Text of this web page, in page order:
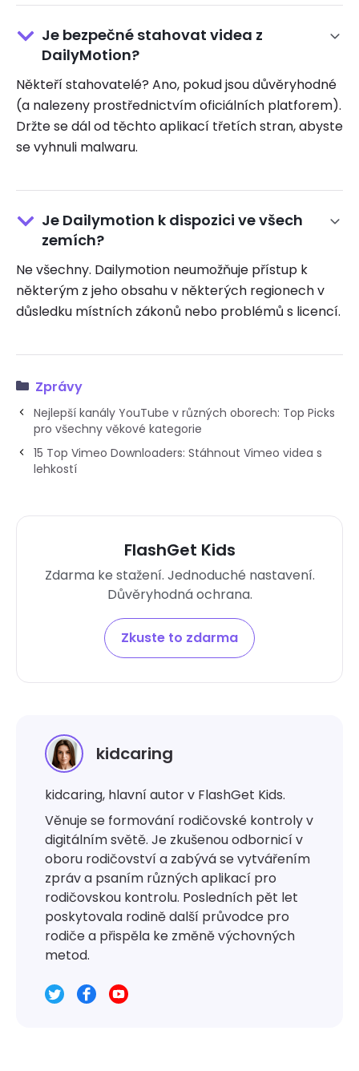
Je bezpečné stahovat videa z
DailyMotion?
Někteří stahovatelé? Ano, pokud jsou důvěryhodné
(a nalezeny prostřednictvím oficiálních platforem).
Držte se dál od těchto aplikací třetích stran, abyste
se vyhnuli malwaru.
Je Dailymotion k dispozici ve všech
zemích?
Ne všechny. Dailymotion neumožňuje přístup k
některým z jeho obsahu v některých regionech v
důsledku místních zákonů nebo problémů s licencí.
Zprávy
Nejlepší kanály YouTube v různých oborech: Top Picks
pro všechny věkové kategorie
15 Top Vimeo Downloaders: Stáhnout Vimeo videa s
lehkostí
FlashGet Kids
Zdarma ke stažení. Jednoduché nastavení.
Důvěryhodná ochrana.
Zkuste to zdarma
kidcaring
kidcaring, hlavní autor v FlashGet Kids.
Věnuje se formování rodičovské kontroly v
digitálním světě. Je zkušenou odbornicí v
oboru rodičovství a zabývá se vytvářením
zpráv a psaním různých aplikací pro
rodičovskou kontrolu. Posledních pět let
poskytovala rodině další průvodce pro
rodiče a přispěla ke změně výchovných
metod.